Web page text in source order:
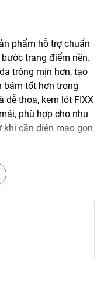
phẩm hỗ trợ chuẩn
trang điểm nền.
trông mịn hơn, tạo
bám tốt hơn trong
dễ thoa, kem lót FIXX
phù hợp cho nhu
cần diện mạo gọn
trên da.